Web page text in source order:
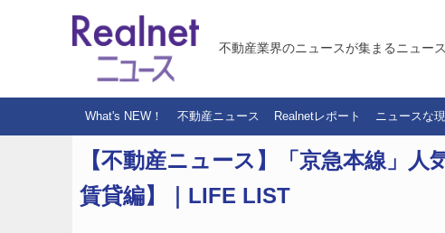
不動産業界のニュースが集まるニュー
What's NEW！ 不動産ニュース Realnetレポート ニュースな
【不動産ニュース】「京急本線」
賃貸編】｜LIFE LIST